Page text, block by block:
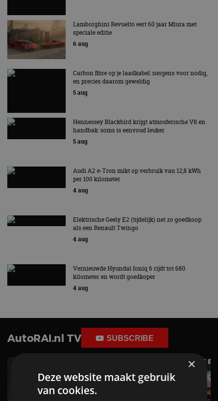
Lamborghini Revuelto eert 60 jaar Miura met
speciale editie
6 aug
Carbon fibre op je laadkabel: nergens voor nodig,
en precies daarom geweldig
5 aug
Hennessey Blackbird krijgt atmosferische V8 en
handbak: soms is eenvoud leuker
5 aug
Audi A2 e-Tron mikt op verbruik van 12,8 kWh
per 100 kilometer
4 aug
Elektrische Geely E2 (tijdelijk) net zo goedkoop
als een Renault Twingo
4 aug
Vernieuwde Hyundai Ioniq 6 rijdt tot 680
kilometer en wordt goedkoper
4 aug
AutoRAI.nl TV SUBSCRIBE
×
Deze website maakt gebruik
van cookies.